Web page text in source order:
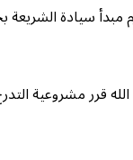
مبدأ سيادة
قرر مشروعية